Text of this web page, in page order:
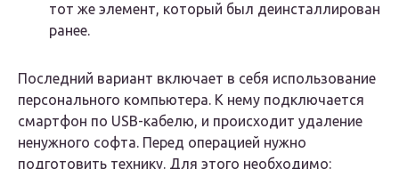
тот же элемент, который был деинсталлирован
ранее.
Последний вариант включает в себя использование
персонального компьютера. К нему подключается
смартфон по USB-кабелю, и происходит удаление
ненужного софта. Перед операцией нужно
подготовить технику. Для этого необходимо: